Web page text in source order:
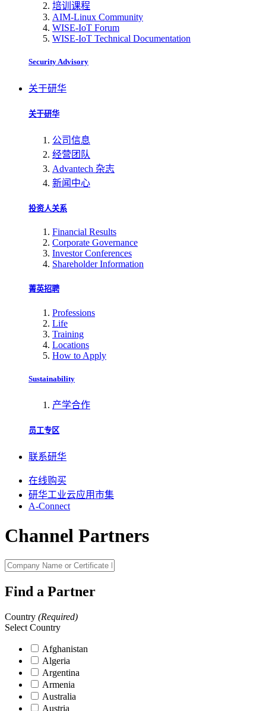
培训课程
AIM-Linux Community
WISE-IoT Forum
WISE-IoT Technical Documentation
Security Advisory
关于研华
关于研华
公司信息
经营团队
Advantech 杂志
新闻中心
投资人关系
Financial Results
Corporate Governance
Investor Conferences
Shareholder Information
菁英招聘
Professions
Life
Training
Locations
How to Apply
Sustainability
产学合作
员工专区
联系研华
在线购买
研华工业云应用市集
A-Connect
Channel Partners
Find a Partner
Country (Required)
Select Country
Afghanistan
Algeria
Argentina
Armenia
Australia
Austria